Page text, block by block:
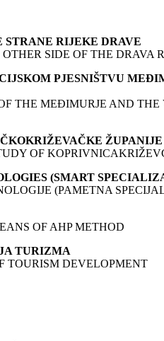
STRANE RIJEKE DRAVE
SIDE OF THE DRAVA
PJESNIŠTVU
THE MEĐIMURJE AND
ŽUPANIJE
OF
(SMART
(PAMETNA
OF AHP METHOD
TURIZMA
TOURISM DEVELOPMENT